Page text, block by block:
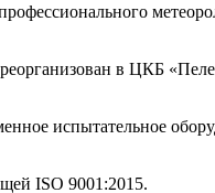
в ЦКБ
испытательное
ISO 9001:2015.